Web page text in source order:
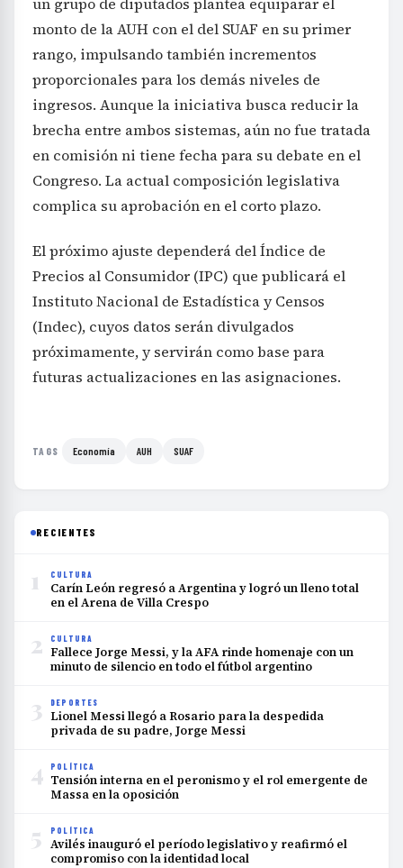
monto de la AUH con el del SUAF en su primer
rango, impulsando también incrementos
proporcionales para los demás niveles de
ingresos. Aunque la iniciativa busca reducir la
brecha entre ambos sistemas, aún no fue tratada
en comisión ni tiene fecha para su debate en el
Congreso. La actual composición legislativa
complica su aprobación en el corto plazo.
El próximo ajuste dependerá del Índice de
Precios al Consumidor (IPC) que publicará el
Instituto Nacional de Estadística y Censos
(Indec), cuyos datos serán divulgados
próximamente, y servirán como base para
futuras actualizaciones en las asignaciones.
TAGS Economía AUH SUAF
RECIENTES
1 CULTURA
Carín León regresó a Argentina y logró un lleno total
en el Arena de Villa Crespo
2 CULTURA
Fallece Jorge Messi, y la AFA rinde homenaje con un
minuto de silencio en todo el fútbol argentino
3 DEPORTES
Lionel Messi llegó a Rosario para la despedida
privada de su padre, Jorge Messi
4 POLÍTICA
Tensión interna en el peronismo y el rol emergente de
Massa en la oposición
5 POLÍTICA
Avilés inauguró el período legislativo y reafirmó el
compromiso con la identidad local